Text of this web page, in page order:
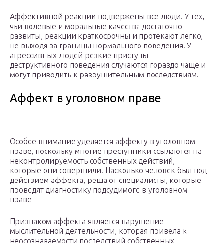
Аффективной реакции подвержены все люди. У тех,
чьи волевые и моральные качества достаточно
развиты, реакции краткосрочны и протекают легко,
не выходя за границы нормального поведения. У
агрессивных людей резкие приступы
деструктивного поведения случаются гораздо чаще и
могут приводить к разрушительным последствиям.
Аффект в уголовном праве
Особое внимание уделяется аффекту в уголовном
праве, поскольку многие преступники ссылаются на
неконтролируемость собственных действий,
которые они совершили. Насколько человек был под
действием аффекта, решают специалисты, которые
проводят диагностику подсудимого в уголовном
праве
Признаком аффекта является нарушение
мыслительной деятельности, которая привела к
неосознаваемости последствий собственных